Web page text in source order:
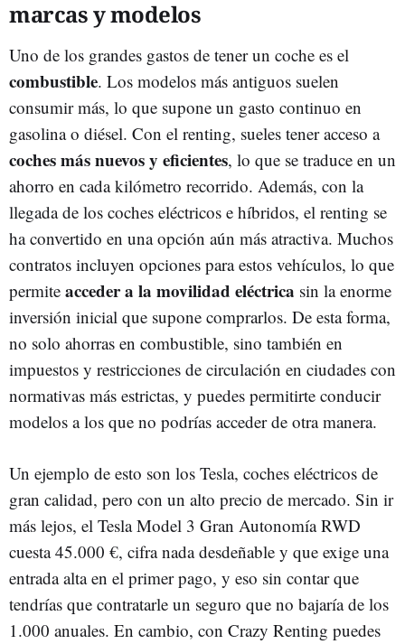
marcas y modelos
Uno de los grandes gastos de tener un coche es el
combustible. Los modelos más antiguos suelen
consumir más, lo que supone un gasto continuo en
gasolina o diésel. Con el renting, sueles tener acceso a
coches más nuevos y eficientes, lo que se traduce en un
ahorro en cada kilómetro recorrido. Además, con la
llegada de los coches eléctricos e híbridos, el renting se
ha convertido en una opción aún más atractiva. Muchos
contratos incluyen opciones para estos vehículos, lo que
permite acceder a la movilidad eléctrica sin la enorme
inversión inicial que supone comprarlos. De esta forma,
no solo ahorras en combustible, sino también en
impuestos y restricciones de circulación en ciudades con
normativas más estrictas, y puedes permitirte conducir
modelos a los que no podrías acceder de otra manera.
Un ejemplo de esto son los Tesla, coches eléctricos de
gran calidad, pero con un alto precio de mercado. Sin ir
más lejos, el Tesla Model 3 Gran Autonomía RWD
cuesta 45.000 €, cifra nada desdeñable y que exige una
entrada alta en el primer pago, y eso sin contar que
tendrías que contratarle un seguro que no bajaría de los
1.000 anuales. En cambio, con Crazy Renting puedes